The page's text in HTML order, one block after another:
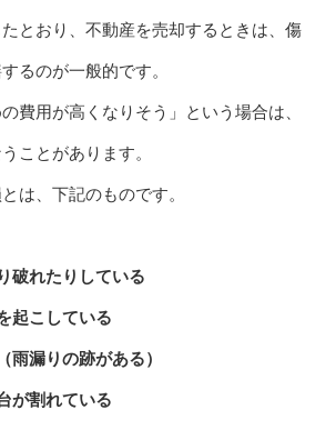
とおり、不動産を売却するときは、傷
るのが一般的です。
費用が高くなりそう」という場合は、
ことがあります。
は、下記のものです。
破れたりしている
起こしている
雨漏りの跡がある）
が割れている